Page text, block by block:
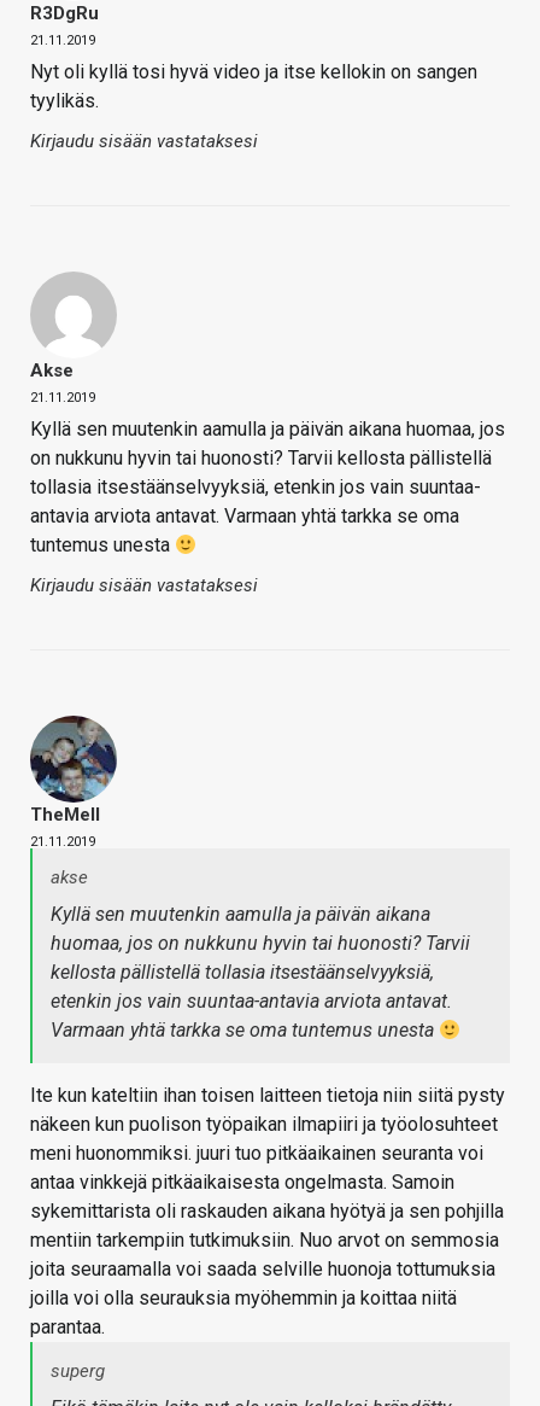
R3DgRu
21.11.2019
Nyt oli kyllä tosi hyvä video ja itse kellokin on sangen
tyylikäs.
Kirjaudu sisään vastataksesi
Akse
21.11.2019
Kyllä sen muutenkin aamulla ja päivän aikana huomaa, jos
on nukkunu hyvin tai huonosti? Tarvii kellosta pällistellä
tollasia itsestäänselvyyksiä, etenkin jos vain suuntaa-
antavia arviota antavat. Varmaan yhtä tarkka se oma
tuntemus unesta
Kirjaudu sisään vastataksesi
TheMeII
21.11.2019
akse
Kyllä sen muutenkin aamulla ja päivän aikana
huomaa, jos on nukkunu hyvin tai huonosti? Tarvii
kellosta pällistellä tollasia itsestäänselvyyksiä,
etenkin jos vain suuntaa-antavia arviota antavat.
Varmaan yhtä tarkka se oma tuntemus unesta
Ite kun kateltiin ihan toisen laitteen tietoja niin siitä pysty
näkeen kun puolison työpaikan ilmapiiri ja työolosuhteet
meni huonommiksi. juuri tuo pitkäaikainen seuranta voi
antaa vinkkejä pitkäaikaisesta ongelmasta. Samoin
sykemittarista oli raskauden aikana hyötyä ja sen pohjilla
mentiin tarkempiin tutkimuksiin. Nuo arvot on semmosia
joita seuraamalla voi saada selville huonoja tottumuksia
joilla voi olla seurauksia myöhemmin ja koittaa niitä
parantaa.
superg